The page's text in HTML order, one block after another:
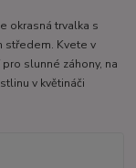
okrasná trvalka s
středem. Kvete v
slunné záhony, na
v květináči